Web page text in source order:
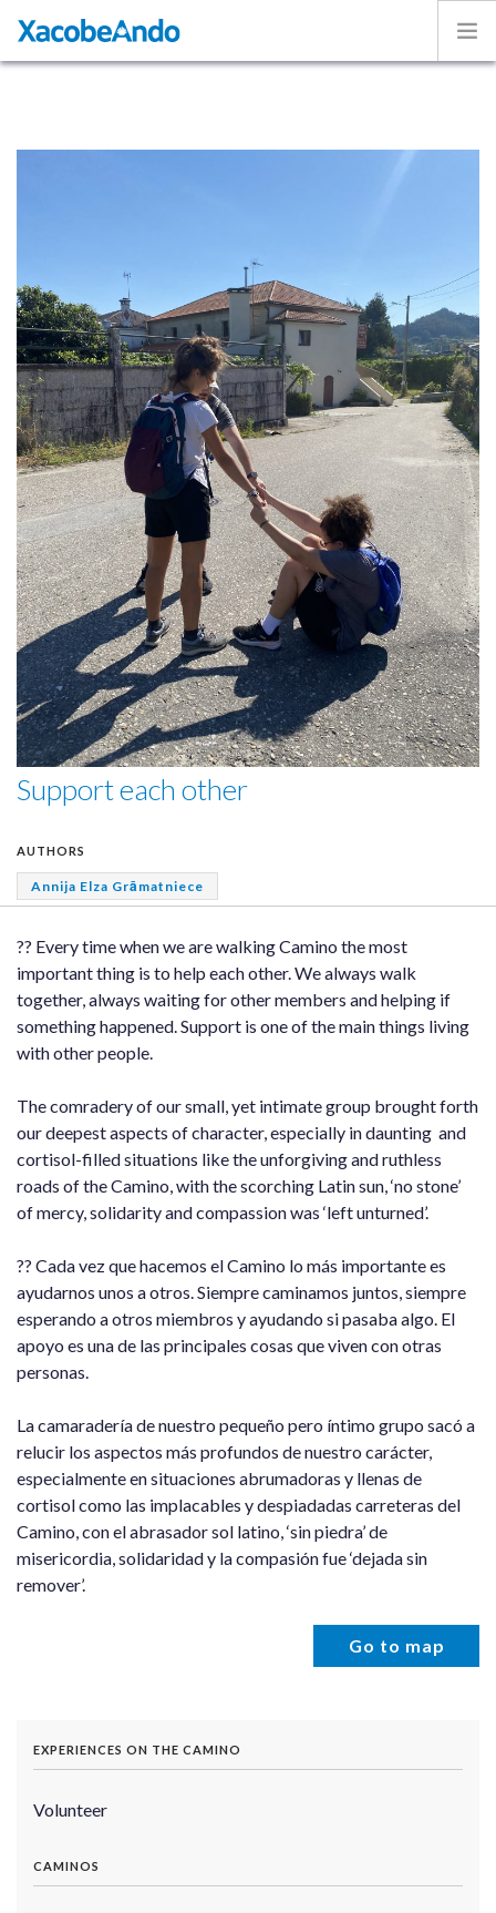
Login
ENGLISH
Support each other
AUTHORS
Annija Elza Grāmatniece
?? Every time when we are walking Camino the most
important thing is to help each other. We always walk
together, always waiting for other members and helping if
something happened. Support is one of the main things living
with other people.
The comradery of our small, yet intimate group brought forth
our deepest aspects of character, especially in daunting and
cortisol-filled situations like the unforgiving and ruthless
roads of the Camino, with the scorching Latin sun, ‘no stone’
of mercy, solidarity and compassion was ‘left unturned’.
?? Cada vez que hacemos el Camino lo más importante es
ayudarnos unos a otros. Siempre caminamos juntos, siempre
esperando a otros miembros y ayudando si pasaba algo. El
apoyo es una de las principales cosas que viven con otras
personas.
La camaradería de nuestro pequeño pero íntimo grupo sacó a
relucir los aspectos más profundos de nuestro carácter,
especialmente en situaciones abrumadoras y llenas de
cortisol como las implacables y despiadadas carreteras del
Camino, con el abrasador sol latino, ‘sin piedra’ de
misericordia, solidaridad y la compasión fue ‘dejada sin
remover’.
Go to map
EXPERIENCES ON THE CAMINO
Volunteer
CAMINOS